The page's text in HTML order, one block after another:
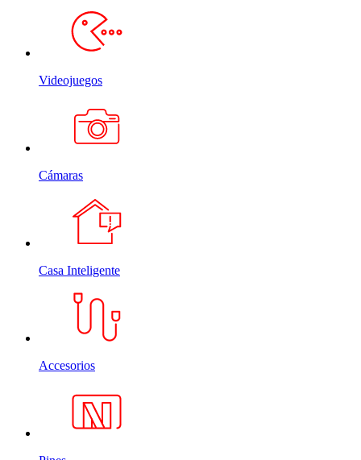
Videojuegos
Cámaras
Casa Inteligente
Accesorios